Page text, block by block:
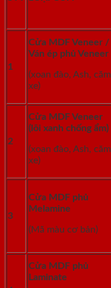
1
Cửa MDF Veneer /
Ván ép phủ Veneer
(xoan đào, Ash, căm
xe)
2
Cửa MDF Veneer
(lõi xanh chống ẩm)
(xoan đào, Ash, căm
xe)
3
Cửa MDF phủ
Melamine
(Mã màu cơ bản)
Cửa MDF phủ
Laminate